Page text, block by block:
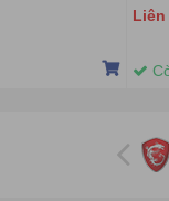
Liên